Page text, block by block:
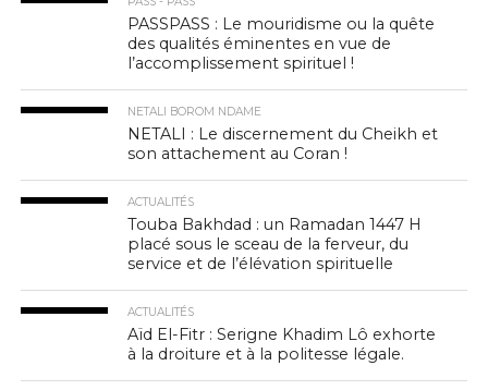
PASSPASS : Le mouridisme ou la quête
des qualités éminentes en vue de
l’accomplissement spirituel !
NETALI BOROM NDAME
NETALI : Le discernement du Cheikh et
son attachement au Coran !
ACTUALITÉS
Touba Bakhdad : un Ramadan 1447 H
placé sous le sceau de la ferveur, du
service et de l’élévation spirituelle
ACTUALITÉS
Aïd El-Fitr : Serigne Khadim Lô exhorte
à la droiture et à la politesse légale.